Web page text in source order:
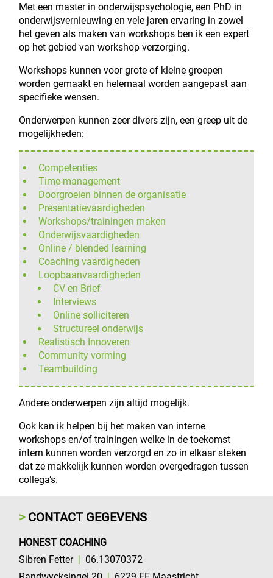
Met een master in onderwijspsychologie, een PhD in
onderwijsvernieuwing en vele jaren ervaring in zowel
het geven als maken van workshops ben ik een expert
op het gebied van workshop verzorging.
Workshops kunnen voor grote of kleine groepen
worden gemaakt en helemaal worden aangepast aan
specifieke wensen.
Onderwerpen kunnen zeer divers zijn, een greep uit de
mogelijkheden:
Competenties
Time-management
Doorgroeien binnen de organisatie
Presentatievaardigheden
Workshops/trainingen maken
Onderwijsvaardigheden
Online / blended learning
Coaching vaardigheden
Loopbaanvaardigheden
CV en Brief
Interviews
Online solliciteren
Structureel onderwijs
Realistisch Innoveren
Community vorming
Teambuilding
Andere onderwerpen zijn altijd mogelijk.
Ook kan ik helpen bij het maken van interne
workshops en/of trainingen welke in de toekomst
intern kunnen worden verzorgd en zo in elkaar steken
dat ze makkelijk kunnen worden overgedragen tussen
collega’s.
CONTACT GEGEVENS
HONEST COACHING
Sibren Fetter | 06.13070372